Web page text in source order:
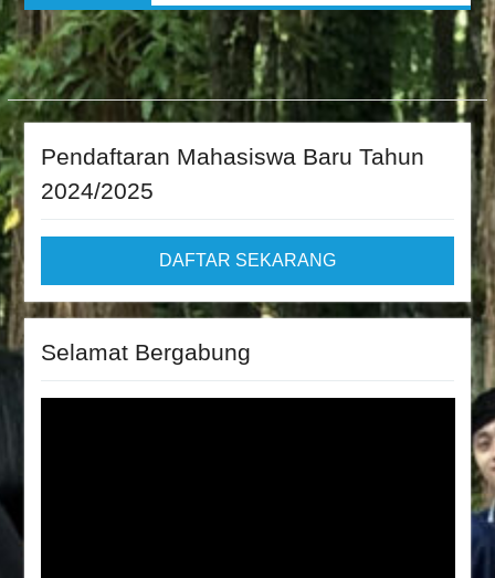
Pendaftaran Mahasiswa Baru Tahun
2024/2025
DAFTAR SEKARANG
Selamat Bergabung